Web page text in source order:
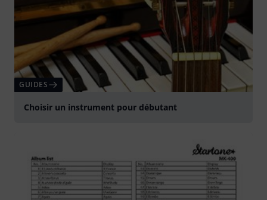
GUIDES
Choisir un instrument pour débutant